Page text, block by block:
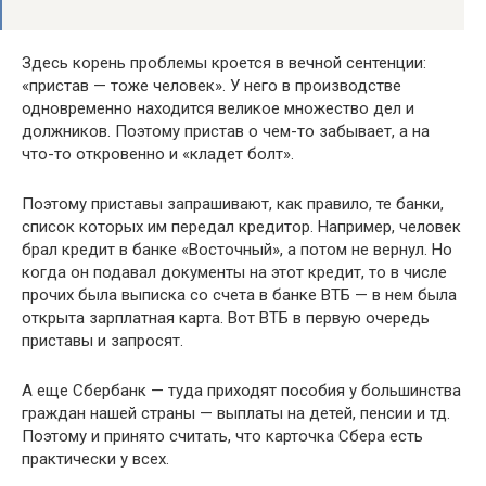
Здесь корень проблемы кроется в вечной сентенции:
«пристав — тоже человек». У него в производстве
одновременно находится великое множество дел и
должников. Поэтому пристав о чем-то забывает, а на
что-то откровенно и «кладет болт».
Поэтому приставы запрашивают, как правило, те банки,
список которых им передал кредитор. Например, человек
брал кредит в банке «Восточный», а потом не вернул. Но
когда он подавал документы на этот кредит, то в числе
прочих была выписка со счета в банке ВТБ — в нем была
открыта зарплатная карта. Вот ВТБ в первую очередь
приставы и запросят.
А еще Сбербанк — туда приходят пособия у большинства
граждан нашей страны — выплаты на детей, пенсии и тд.
Поэтому и принято считать, что карточка Сбера есть
практически у всех.